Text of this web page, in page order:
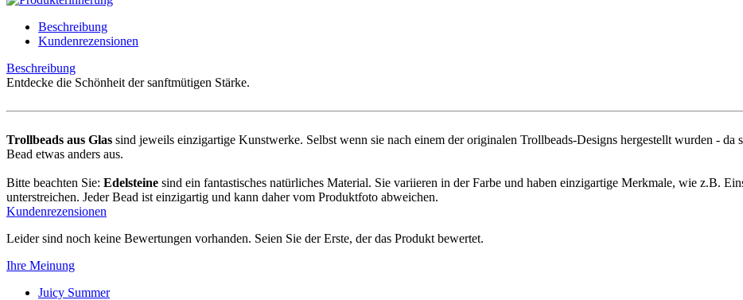
Beschreibung
Kundenrezensionen
Beschreibung
Entdecke die Schönheit der sanftmütigen Stärke.
Trollbeads aus Glas sind jeweils einzigartige Kunstwerke. Selbst wenn sie nach einem der originalen Trollbeads-Designs hergestellt wurden -
Bead etwas anders aus.
Bitte beachten Sie: Edelsteine sind ein fantastisches natürliches Material. Sie variieren in der Farbe und haben einzigartige Merkmale, wie z.B.
unterstreichen. Jeder Bead ist einzigartig und kann daher vom Produktfoto abweichen.
Kundenrezensionen
Leider sind noch keine Bewertungen vorhanden. Seien Sie der Erste, der das Produkt bewertet.
Ihre Meinung
Juicy Summer